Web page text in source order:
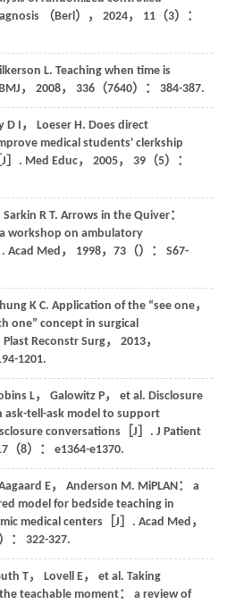
（Berl） ， 2024， 11（3）：
L. Teaching when time is
BMJ ， 2008， 336（7640）： 384-387.
D I ， Loeser H . Does direct
medical students' clerkship
］. Med Educ， 2005， 39（5）：
Sarkin R T. Arrows in the Quiver：
workshop on ambulatory
Acad Med ， 1998， 73（）： S67-
K C. Application of the “see one，
one” concept in surgical
Plast Reconstr Surg， 2013，
1201.
L， Galowitz P， et al . Disclosure
ask-tell-ask model to support
conversations［J］. J Patient
（8）： e1364-e1370.
E， Anderson M . MiPLAN： a
model for bedside teaching in
medical centers［J］. Acad Med ，
： 322-327.
T， Lovell E， et al . Taking
teachable moment： a review of